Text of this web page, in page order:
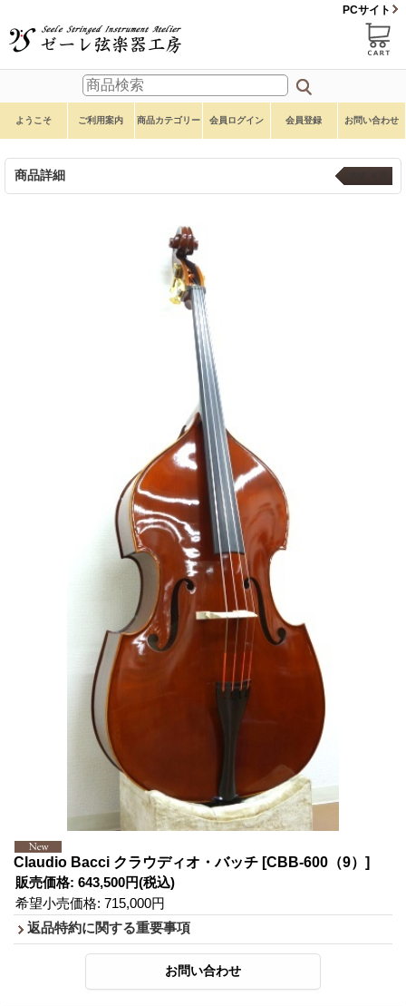
PCサイト
ようこそ ご利用案内 商品カテゴリー 会員ログイン 会員登録 お問い合わせ
商品詳細
Claudio Bacci クラウディオ・バッチ [CBB-600（9）]
販売価格: 643,500円(税込)
希望小売価格: 715,000円
返品特約に関する重要事項